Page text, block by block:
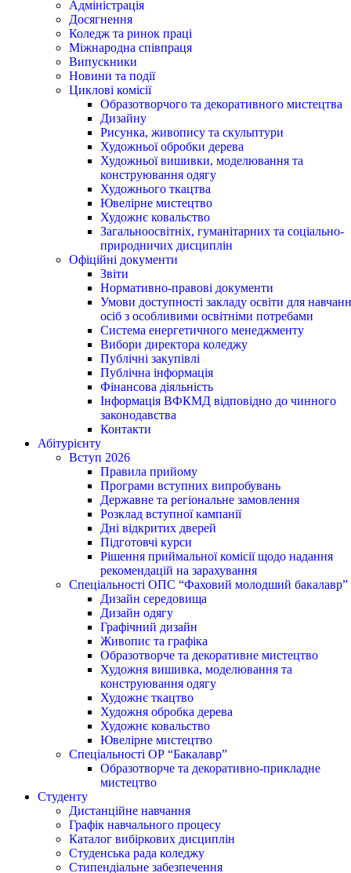
Адміністрація
Досягнення
Коледж та ринок праці
Міжнародна співпраця
Випускники
Новини та події
Циклові комісії
Образотворчого та декоративного мистецтва
Дизайну
Рисунка, живопису та скульптури
Художньої обробки дерева
Художньої вишивки, моделювання та
конструювання одягу
Художнього ткацтва
Ювелірне мистецтво
Художнє ковальство
Загальноосвітніх, гуманітарних та соціально-
природничих дисциплін
Офіційні документи
Звіти
Нормативно-правові документи
Умови доступності закладу освіти для
осіб з особливими освітніми потребами
Система енергетичного менеджменту
Вибори директора коледжу
Публічні закупівлі
Публічна інформація
Фінансова діяльність
Інформація ВФКМД відповідно до чинного
законодавства
Контакти
Абітурієнту
Вступ 2026
Правила прийому
Програми вступних випробувань
Державне та регіональне замовлення
Розклад вступної кампанії
Дні відкритих дверей
Підготовчі курси
Рішення приймальної комісії щодо надання
рекомендацій на зарахування
Спеціальності ОПС “Фаховий молодший бакалавр”
Дизайн середовища
Дизайн одягу
Графічний дизайн
Живопис та графіка
Образотворче та декоративне мистецтво
Художня вишивка, моделювання та
конструювання одягу
Художнє ткацтво
Художня обробка дерева
Художнє ковальство
Ювелірне мистецтво
Спеціальності ОР “Бакалавр”
Образотворче та декоративно-прикладне
мистецтво
Студенту
Дистанційне навчання
Графік навчального процесу
Каталог вибіркових дисциплін
Студенська рада коледжу
Стипендіальне забезпечення